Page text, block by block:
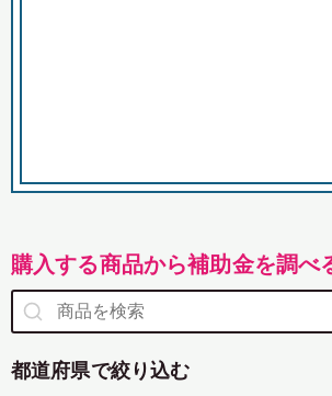
購入する商品から補助金を調べ
都道府県で絞り込む